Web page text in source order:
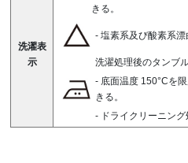
洗濯表
示
きる。
- 塩素系及び酸素系漂
洗濯処理後のタンブ
- 底面温度 150°Cを
きる。
- ドライクリーニング